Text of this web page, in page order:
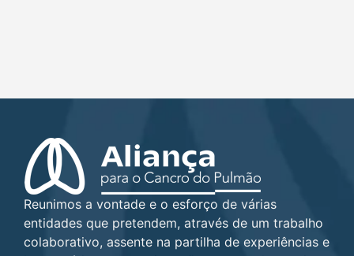
Reunimos a vontade e o esforço de várias
entidades que pretendem, através de um trabalho
colaborativo, assente na partilha de experiências e